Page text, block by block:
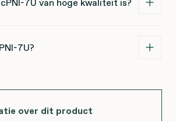
7U?
over dit product